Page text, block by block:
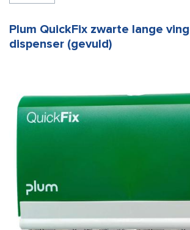
Plum QuickFix zwarte lange
dispenser (gevuld)